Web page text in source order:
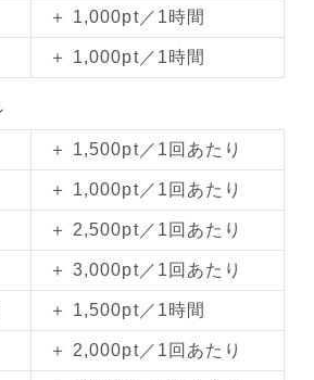
＋ 1,000pt／1時間
＋ 1,000pt／1時間
＋ 1,500pt／1回あたり
＋ 1,000pt／1回あたり
＋ 2,500pt／1回あたり
＋ 3,000pt／1回あたり
＋ 1,500pt／1時間
＋ 2,000pt／1回あたり